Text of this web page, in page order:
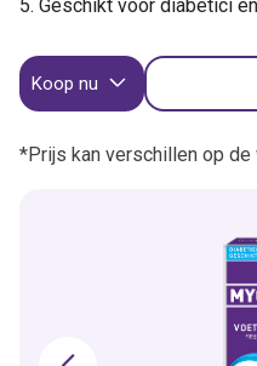
Geschikt voor diabetici
Koop nu
*Prijs kan verschillen op